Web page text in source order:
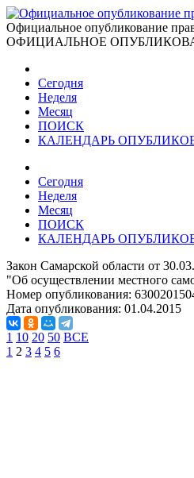
Официальное опубликование
ОФИЦИАЛЬНОЕ
Сегодня
Неделя
Месяц
ПОИСК
КАЛЕНДАРЬ
Сегодня
Неделя
Месяц
ПОИСК
КАЛЕНДАРЬ
Закон Самарской области от
"Об осуществлении местного
Номер опубликования:
Дата опубликования: 01.04.2015
1 10 20 50 ВСЕ
1 2 3 4 5 6